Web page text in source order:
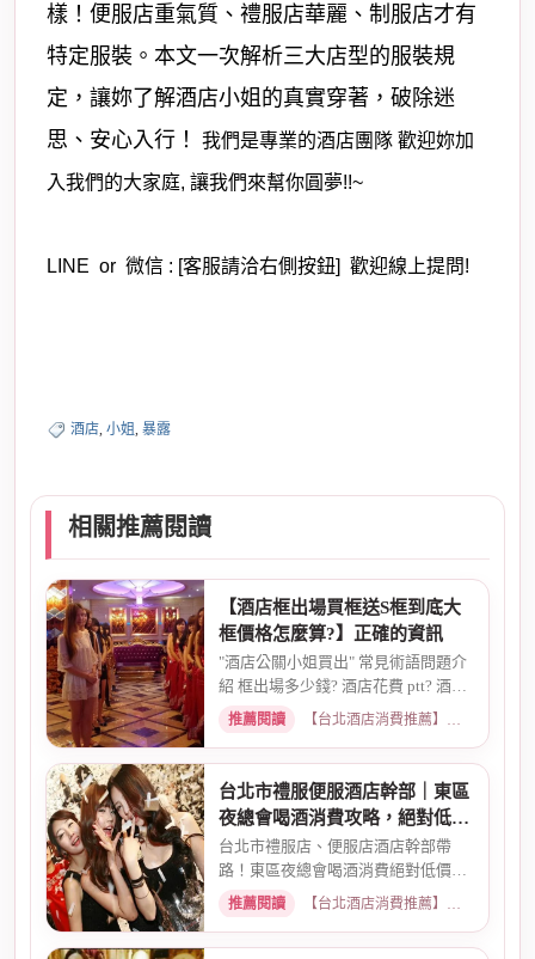
樣！便服店重氣質、禮服店華麗、制服店才有
特定服裝。本文一次解析三大店型的服裝規
定，讓妳了解酒店小姐的真實穿著，破除迷
思、安心入行！
我們是專業的酒店團隊 歡迎妳加
入我們的大家庭, 讓我們來幫你圓夢!!~
LINE or 微信 : [客服請洽右側按鈕] 歡迎線上提問!
酒店, 小姐, 暴露
相關推薦閱讀
【酒店框出場買框送S框到底大
框價格怎麼算?】正確的資訊
"酒店公關小姐買出" 常見術語問題介
紹 框出場多少錢? 酒店花費 ptt? 酒店
帶出場價錢? 酒店帳單pt...
推薦閱讀 【台北酒店消費推薦】各大商務酒店、夜總會試算 · 2026-03-14
台北市禮服便服酒店幹部｜東區
夜總會喝酒消費攻略，絕對低價
優惠
台北市禮服店、便服店酒店幹部帶
路！東區夜總會喝酒消費絕對低價優
惠。專業幹部安排，包廂費、小...
推薦閱讀 【台北酒店消費推薦】各大商務酒店、夜總會試算 · 2026-03-15